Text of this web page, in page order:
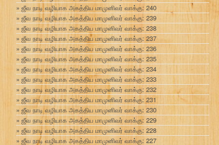
ஜீவ நாடி வழியாக அகத்திய மாமுனிவர் வாக்கு: 240
ஜீவ நாடி வழியாக அகத்திய மாமுனிவர் வாக்கு: 239
ஜீவ நாடி வழியாக அகத்திய மாமுனிவர் வாக்கு: 238
ஜீவ நாடி வழியாக அகத்திய மாமுனிவர் வாக்கு: 237
ஜீவ நாடி வழியாக அகத்திய மாமுனிவர் வாக்கு: 236
ஜீவ நாடி வழியாக அகத்திய மாமுனிவர் வாக்கு: 235
ஜீவ நாடி வழியாக அகத்திய மாமுனிவர் வாக்கு: 234
ஜீவ நாடி வழியாக அகத்திய மாமுனிவர் வாக்கு: 233
ஜீவ நாடி வழியாக அகத்திய மாமுனிவர் வாக்கு: 232
ஜீவ நாடி வழியாக அகத்திய மாமுனிவர் வாக்கு: 231
ஜீவ நாடி வழியாக அகத்திய மாமுனிவர் வாக்கு: 230
ஜீவ நாடி வழியாக அகத்திய மாமுனிவர் வாக்கு: 229
ஜீவ நாடி வழியாக அகத்திய மாமுனிவர் வாக்கு: 228
ஜீவ நாடி வழியாக அகத்திய மாமுனிவர் வாக்கு: 227